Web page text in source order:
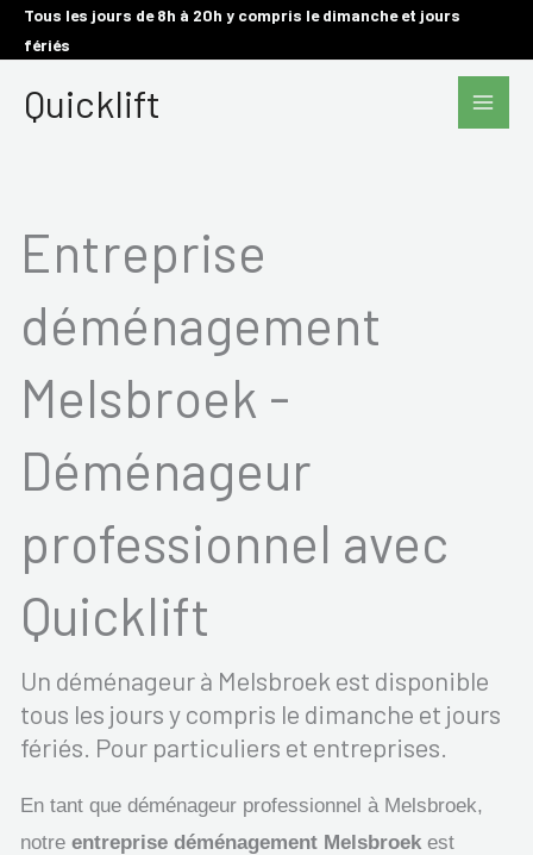
AllerTous les jours de 8h à 20h y compris le dimanche et jours
fériés
Quicklift
Main
Entreprise
déménagement
Melsbroek -
Déménageur
professionnel avec
Quicklift
Un déménageur à Melsbroek est disponible
tous les jours y compris le dimanche et jours
fériés. Pour particuliers et entreprises.
En tant que déménageur professionnel à Melsbroek,
notre entreprise déménagement Melsbroek est